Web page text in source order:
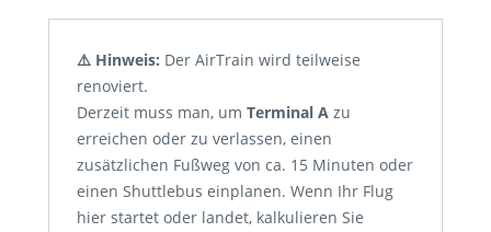
⚠️ Hinweis: Der AirTrain wird teilweise
renoviert.
Derzeit muss man, umTerminal A zu
erreichen oder zu verlassen, einen
zusätzlichen Fußweg von ca. 15 Minuten oder
einen Shuttlebus einplanen. Wenn Ihr Flug
hier startet oder landet, kalkulieren Sie